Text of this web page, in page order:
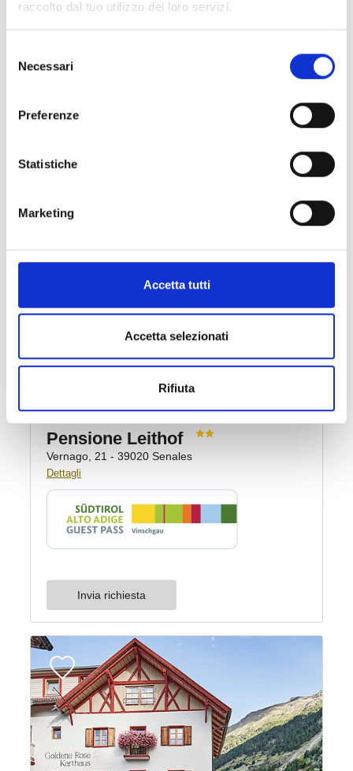
raccolto dal tuo utilizzo dei loro servizi.
delNecessari
Preferenze
Statistiche
Marketing
Accetta tutti
Accetta selezionati
Rifiuta